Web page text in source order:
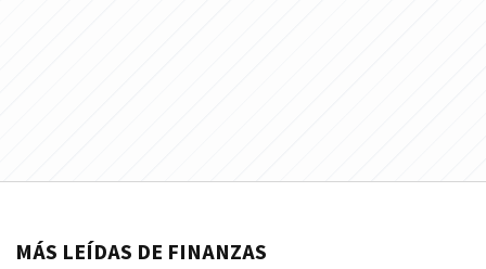
MÁS LEÍDAS DE FINANZAS